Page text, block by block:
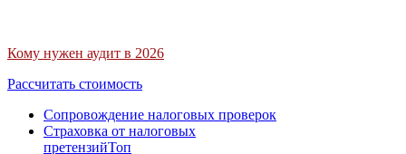
Кому нужен аудит в 2026
Рассчитать стоимость
Сопровождение налоговых проверок
Страховка от налоговых
претензийТоп